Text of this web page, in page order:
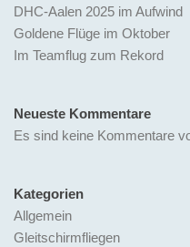
DHC-Aalen 2025 im Aufwind
Goldene Flüge im Oktober
Im Teamflug zum Rekord
Neueste Kommentare
Es sind keine Kommentare
Kategorien
Allgemein
Gleitschirmfliegen